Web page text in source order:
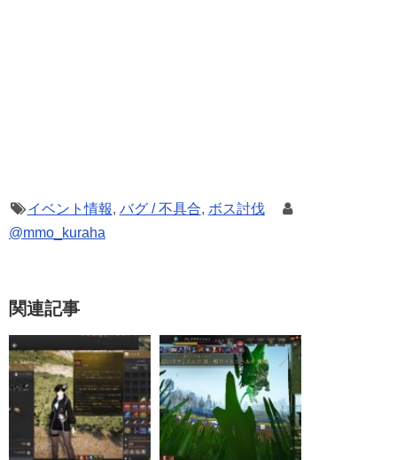
イベント情報, バグ / 不具合, ボス討伐
@mmo_kuraha
関連記事